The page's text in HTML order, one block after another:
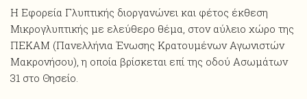
Η Εφορεία Γλυπτικής διοργανώνει και φέτος έκθεση
Mικρογλυπτικής με ελεύθερο θέμα, στον αύλειο χώρο της
ΠΕΚΑΜ (Πανελλήνια Ένωσης Κρατουμένων Αγωνιστών
Μακρονήσου), η οποία βρίσκεται επί της οδού Ασωμάτων
31 στο Θησείο.